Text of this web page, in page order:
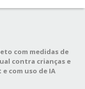
com medidas de
contra crianças e
com uso de IA